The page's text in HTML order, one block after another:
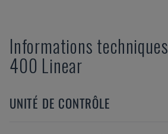
Informations techniques
400 Linear
UNITÉ DE CONTRÔLE